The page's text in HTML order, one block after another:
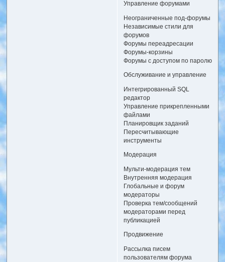
Управление форумами
Неограниченные под-форумы
Независимые стили для
форумов
Форумы переадресации
Форумы-корзины
Форумы с доступом по паролю
Обслуживание и управление
Интегрированный SQL
редактор
Управление прикрепленными
файлами
Планировщик заданий
Пересчитывающие
инструменты
Модерация
Мульти-модерация тем
Внутренняя модерация
Глобальные и форум
модераторы
Проверка тем/cообщений
модераторами перед
публикацией
Продвижение
Рассылка писем
пользователям форума